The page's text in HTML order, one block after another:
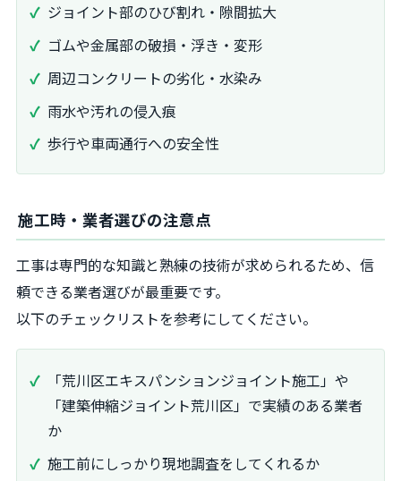
ジョイント部のひび割れ・隙間拡大
ゴムや金属部の破損・浮き・変形
周辺コンクリートの劣化・水染み
雨水や汚れの侵入痕
歩行や車両通行への安全性
施工時・業者選びの注意点
工事は専門的な知識と熟練の技術が求められるため、信
頼できる業者選びが最重要です。
以下のチェックリストを参考にしてください。
「荒川区エキスパンションジョイント施工」や
「建築伸縮ジョイント荒川区」で実績のある業者
か
施工前にしっかり現地調査をしてくれるか